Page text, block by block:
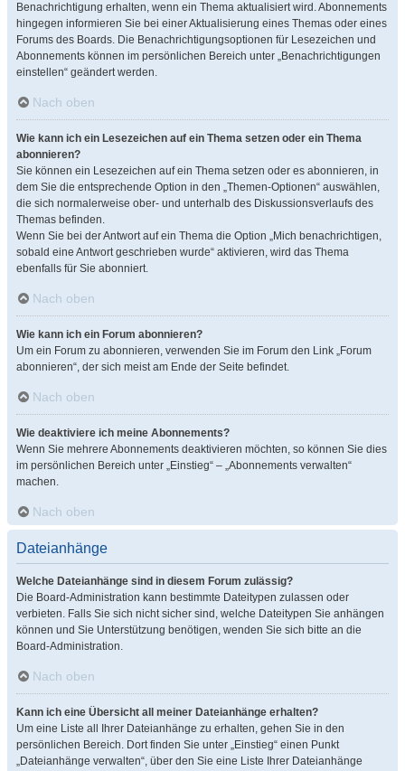
Benachrichtigung erhalten, wenn ein Thema aktualisiert wird. Abonnements
hingegen informieren Sie bei einer Aktualisierung eines Themas oder eines
Forums des Boards. Die Benachrichtigungsoptionen für Lesezeichen und
Abonnements können im persönlichen Bereich unter „Benachrichtigungen
einstellen“ geändert werden.
Nach oben
Wie kann ich ein Lesezeichen auf ein Thema setzen oder ein Thema
abonnieren?
Sie können ein Lesezeichen auf ein Thema setzen oder es abonnieren, in
dem Sie die entsprechende Option in den „Themen-Optionen“ auswählen,
die sich normalerweise ober- und unterhalb des Diskussionsverlaufs des
Themas befinden.
Wenn Sie bei der Antwort auf ein Thema die Option „Mich benachrichtigen,
sobald eine Antwort geschrieben wurde“ aktivieren, wird das Thema
ebenfalls für Sie abonniert.
Nach oben
Wie kann ich ein Forum abonnieren?
Um ein Forum zu abonnieren, verwenden Sie im Forum den Link „Forum
abonnieren“, der sich meist am Ende der Seite befindet.
Nach oben
Wie deaktiviere ich meine Abonnements?
Wenn Sie mehrere Abonnements deaktivieren möchten, so können Sie dies
im persönlichen Bereich unter „Einstieg“ – „Abonnements verwalten“
machen.
Nach oben
Dateianhänge
Welche Dateianhänge sind in diesem Forum zulässig?
Die Board-Administration kann bestimmte Dateitypen zulassen oder
verbieten. Falls Sie sich nicht sicher sind, welche Dateitypen Sie anhängen
können und Sie Unterstützung benötigen, wenden Sie sich bitte an die
Board-Administration.
Nach oben
Kann ich eine Übersicht all meiner Dateianhänge erhalten?
Um eine Liste all Ihrer Dateianhänge zu erhalten, gehen Sie in den
persönlichen Bereich. Dort finden Sie unter „Einstieg“ einen Punkt
„Dateianhänge verwalten“, über den Sie eine Liste Ihrer Dateianhänge